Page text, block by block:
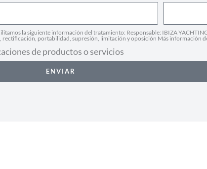
la siguiente información del tratamiento: Responsable: IBIZA
rectificación, portabilidad, supresión, limitación y oposición Más información
de productos o servicios
ENVIAR